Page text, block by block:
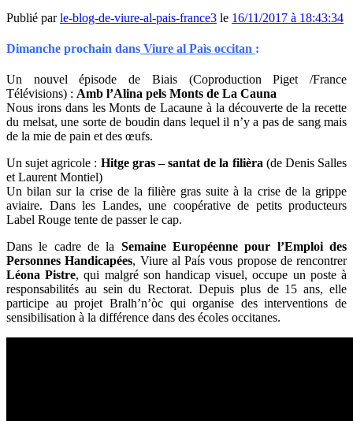
Publié parle-blog-de-viure-al-pais-france3 le 16/11/2017 à 18:43:34
Dimanche prochain dans Viure al Paìs occitan :
Un nouvel épisode de Biais (Coproduction Piget /France
Télévisions) : Amb l’Alina pels Monts de La Cauna
Nous irons dans les Monts de Lacaune à la découverte de la recette
du melsat, une sorte de boudin dans lequel il n’y a pas de sang mais
de la mie de pain et des œufs.
Un sujet agricole : Hitge gras – santat de la filièra (de Denis Salles
et Laurent Montiel)
Un bilan sur la crise de la filière gras suite à la crise de la grippe
aviaire. Dans les Landes, une coopérative de petits producteurs
Label Rouge tente de passer le cap.
Dans le cadre de la Semaine Européenne pour l’Emploi des
Personnes Handicapées, Viure al País vous propose de rencontrer
Léona Pistre, qui malgré son handicap visuel, occupe un poste à
responsabilités au sein du Rectorat. Depuis plus de 15 ans, elle
participe au projet Bralh’n’òc qui organise des interventions de
sensibilisation à la différence dans des écoles occitanes.